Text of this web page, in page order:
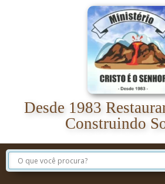
Desde 1983
Construindo